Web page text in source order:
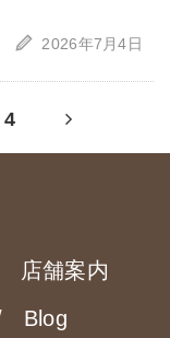
2026年7月4日
4
Next
page
店舗案内
Blog